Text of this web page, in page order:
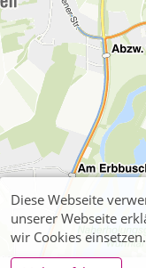
Diese Webseite
unserer Webseite
wir Cookies einsetzen.